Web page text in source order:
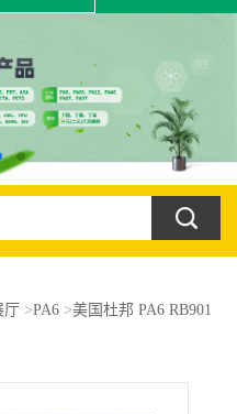
厅>PA6>美国杜邦 PA6 RB901